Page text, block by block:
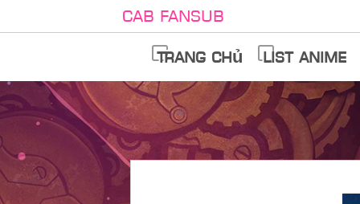
Cab Fansub
Trang chủ List anime